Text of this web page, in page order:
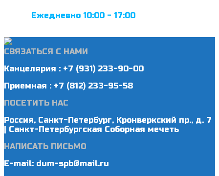
Ежедневно 10:00 - 17:00
СВЯЗАТЬСЯ С НАМИ
Канцелярия : +7 (931) 233-90-00
Приемная : +7 (812) 233-95-58
ПОСЕТИТЬ НАС
Россия, Санкт-Петербург, Кронверкский пр., д. 7
| Санкт-Петербургская Соборная мечеть
НАПИСАТЬ ПИСЬМО
E-mail: dum-spb@mail.ru